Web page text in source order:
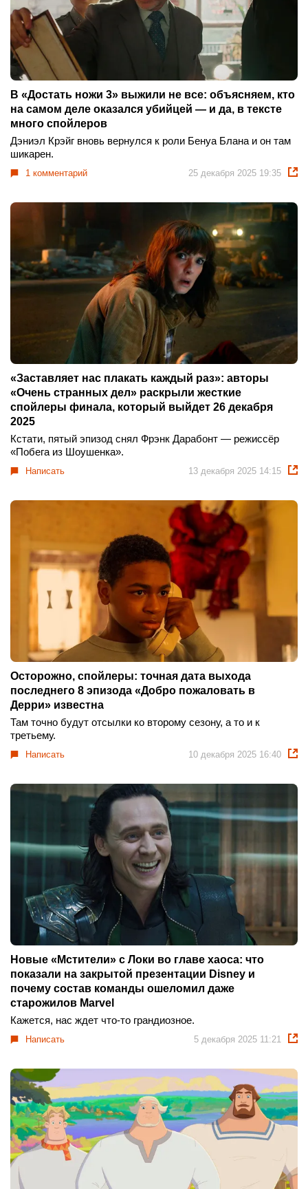
В «Достать ножи 3» выжили не все: объясняем, кто
на самом деле оказался убийцей — и да, в тексте
много спойлеров
Дэниэл Крэйг вновь вернулся к роли Бенуа Блана и он там
шикарен.
1 комментарий 25 декабря 2025 19:35
«Заставляет нас плакать каждый раз»: авторы
«Очень странных дел» раскрыли жесткие
спойлеры финала, который выйдет 26 декабря
2025
Кстати, пятый эпизод снял Фрэнк Дарабонт — режиссёр
«Побега из Шоушенка».
Написать 13 декабря 2025 14:15
Осторожно, спойлеры: точная дата выхода
последнего 8 эпизода «Добро пожаловать в
Дерри» известна
Там точно будут отсылки ко второму сезону, а то и к
третьему.
Написать 10 декабря 2025 16:40
Новые «Мстители» с Локи во главе хаоса: что
показали на закрытой презентации Disney и
почему состав команды ошеломил даже
старожилов Marvel
Кажется, нас ждет что-то грандиозное.
Написать 5 декабря 2025 11:21